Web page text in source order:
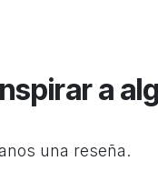
a
una reseña.